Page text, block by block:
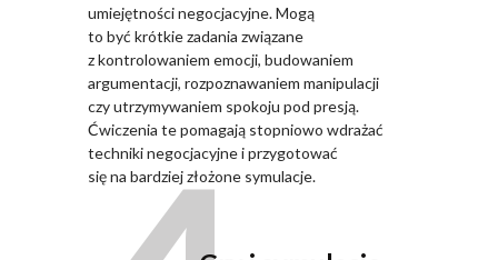
umiejętności negocjacyjne. Mogą
to być krótkie zadania związane
z kontrolowaniem emocji, budowaniem
argumentacji, rozpoznawaniem manipulacji
czy utrzymywaniem spokoju pod presją.
Ćwiczenia te pomagają stopniowo wdrażać
techniki negocjacyjne i przygotować
się na bardziej złożone symulacje.